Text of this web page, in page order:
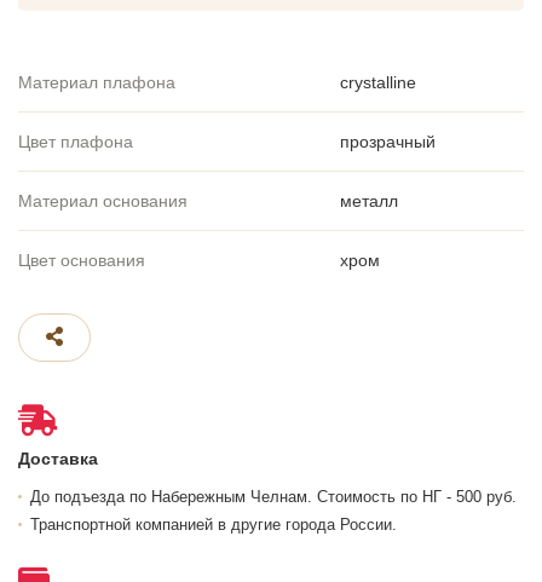
Материал плафона crystalline
Цвет плафона прозрачный
Материал основания металл
Цвет основания хром
Доставка
До подъезда по Набережным Челнам. Стоимость по НГ - 500 руб.
Транспортной компанией в другие города России.